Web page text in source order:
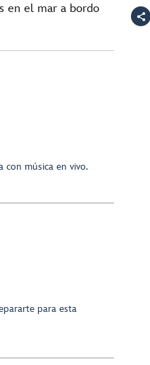
en el mar a bordo
con música en vivo.
para esta